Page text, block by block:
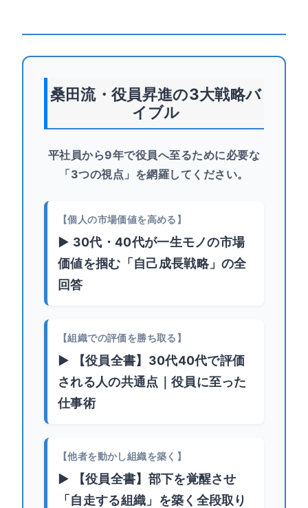
桑田流・役員昇進の3大戦略バ
イブル
平社員から9年で役員へ至るために必要な
「3つの視点」を網羅してください。
【個人の市場価値を高める】
▶ 30代・40代が一生モノの市場
価値を掴む「自己成長戦略」の全
回答
【組織での評価を勝ち取る】
▶ 【役員全書】30代40代で評価
される人の共通点｜役員に至った
仕事術
【他者を動かし組織を築く】
▶ 【役員全書】部下を覚醒させ
「自走する組織」を築く全段取り